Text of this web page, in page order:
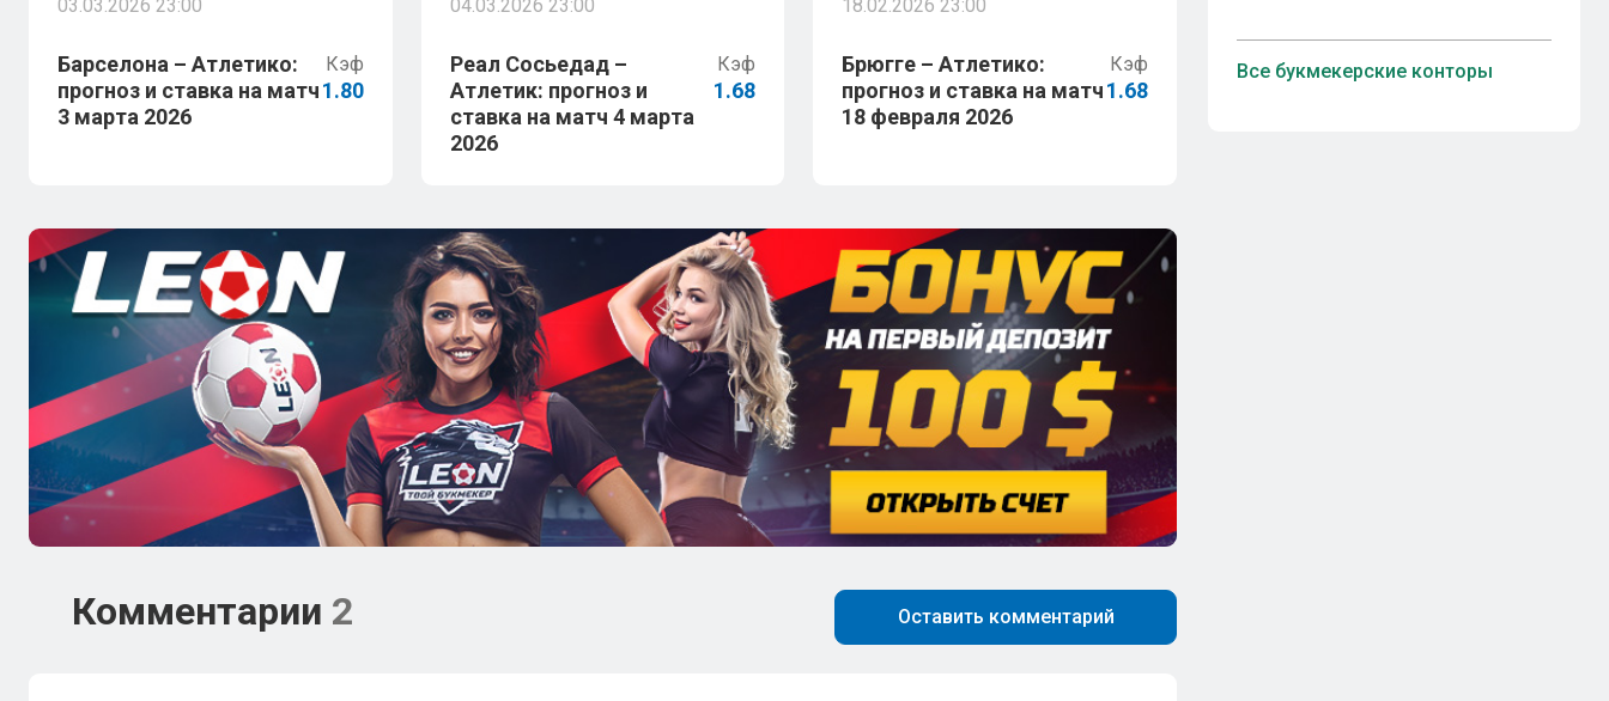
03.03.2026 23:00
Барселона – Атлетико:
прогноз и ставка на матч
3 марта 2026
Кэф
1.80
04.03.2026 23:00
Реал Сосьедад –
Атлетик: прогноз и
ставка на матч 4 марта
2026
Кэф
1.68
18.02.2026 23:00
Брюгге – Атлетико:
прогноз и ставка на матч
18 февраля 2026
Кэф
1.68
Комментарии 2 Оставить комментарий
Все букмекерские конторы